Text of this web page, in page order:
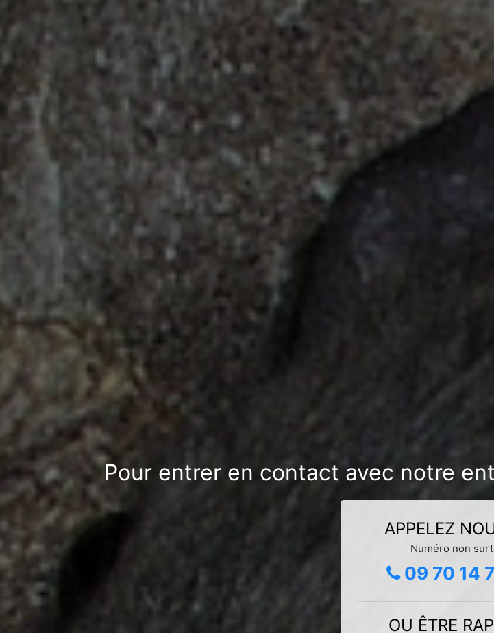
Pour entrer en contact avec notre
APPELEZ
Numéro non
09 70 14
OU ÊTRE